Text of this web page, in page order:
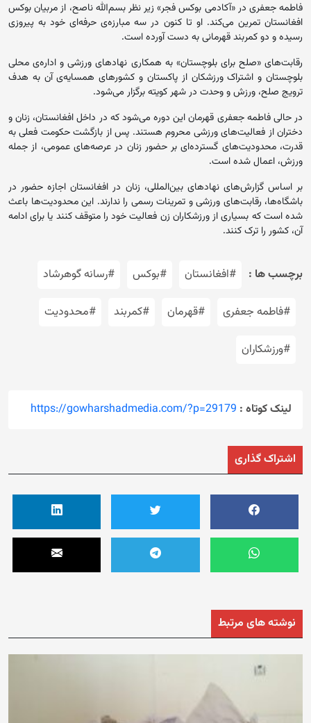
فاطمه جعفری در «آکادمی بوکس فجر» زیر نظر بسم‌الله ناصح، از مربیان بوکس
افغانستان تمرین می‌کند. او تا کنون در سه مبارزه‌ی حرفه‌ای خود به پیروزی
رسیده و دو کمربند قهرمانی به ‌دست آورده است.
رقابت‌های «صلح برای بلوچستان» به همکاری نهادهای ورزشی و اداره‌ی محلی
بلوچستان و اشتراک ورزشکان از پاکستان و کشورهای همسایه‌‎ی آن به هدف
ترویج صلح، ورزش و وحدت در شهر کویته برگزار می‌شود.
در حالی فاطمه جعفری قهرمان این دوره می‌شود که در داخل افغانستان، زنان و
دختران از فعالیت‌های ورزشی محروم هستند. پس از بازگشت حکومت فعلی به
قدرت، محدودیت‌های گسترده‌ای بر حضور زنان در عرصه‌های عمومی، از جمله
ورزش، اعمال شده است.
بر اساس گزارش‌های نهادهای بین‌المللی، زنان در افغانستان اجازه حضور در
باشگاه‌ها، رقابت‌های ورزشی و تمرینات رسمی را ندارند. این محدودیت‌ها باعث
شده است که بسیاری از ورزشکاران زن فعالیت خود را متوقف کنند یا برای ادامه
آن، کشور را ترک کنند.
برچسب ها : #افغانستان #بوکس #رسانه گوهرشاد
#فاطمه جعفری #قهرمان #کمربند #محدودیت
#ورزشکاران
لینک کوتاه : https://gowharshadmedia.com/?p=29179
اشتراک گذاری
نوشته های مرتبط